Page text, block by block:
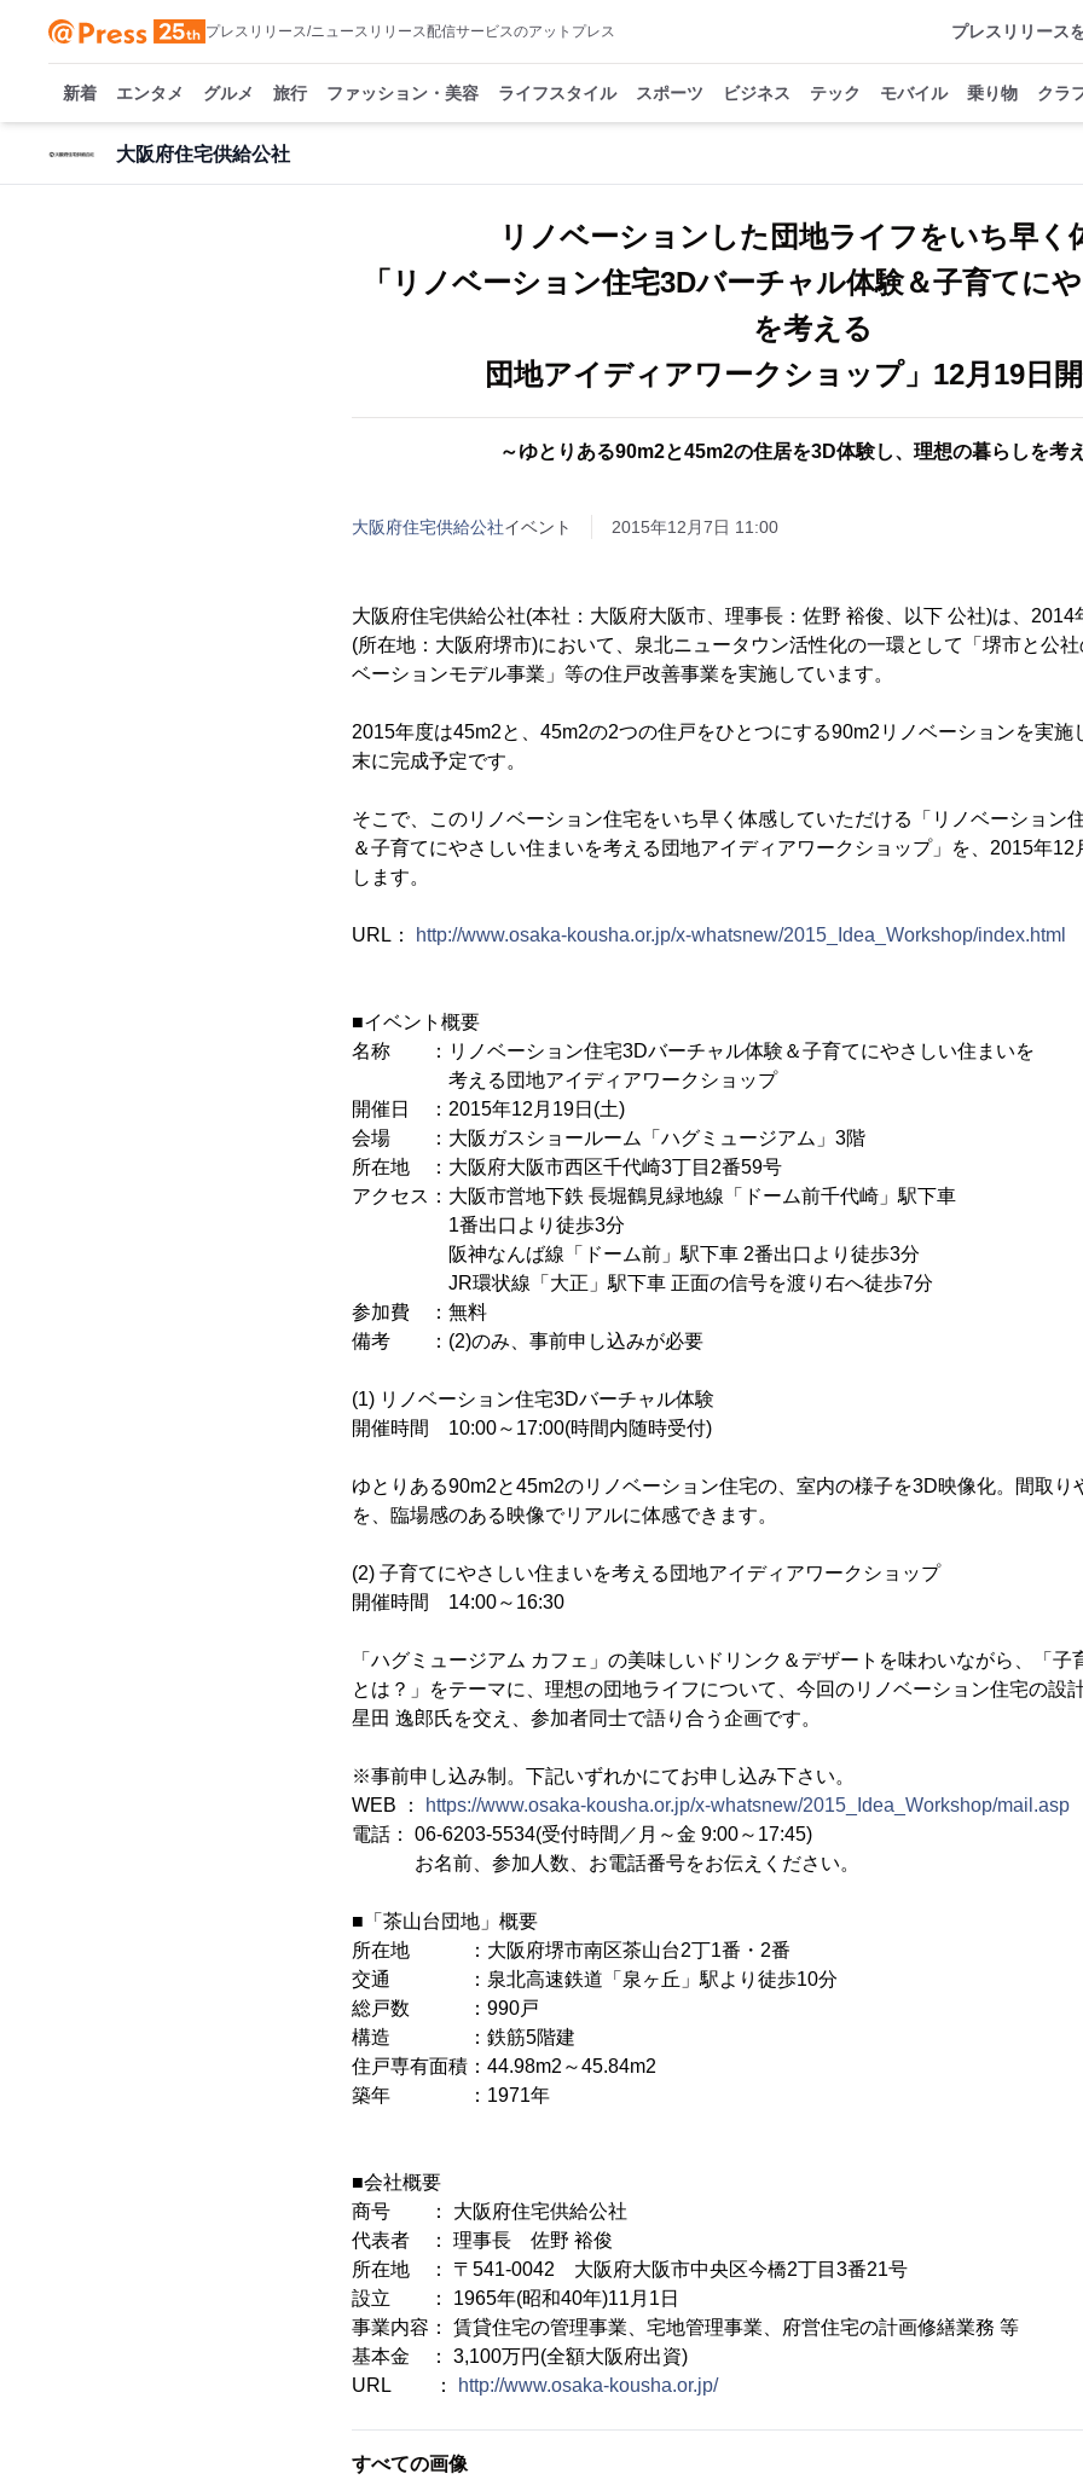
プレスリリース/ニュースリリース配信サービスのアットプレス プレスリリース
新着 エンタメ グルメ 旅行 ファッション・美容 ライフスタイル スポーツ ビジネス テック モバイル 乗り物 クラ
大阪府住宅供給公社
リノベーションした団地ライフをいち早く
「リノベーション住宅3Dバーチャル体験＆子育てに
を考える
団地アイディアワークショップ」12月19日開
～ゆとりある90m2と45m2の住居を3D体験し、理想の暮らしを考
大阪府住宅供給公社イベント 2015年12月7日 11:00
大阪府住宅供給公社(本社：大阪府大阪市、理事長：佐野 裕俊、以下 公社)は、2014
(所在地：大阪府堺市)において、泉北ニュータウン活性化の一環として「堺市と公
ベーションモデル事業」等の住戸改善事業を実施しています。
2015年度は45m2と、45m2の2つの住戸をひとつにする90m2リノベーションを実施
末に完成予定です。
そこで、このリノベーション住宅をいち早く体感していただける「リノベーション
＆子育てにやさしい住まいを考える団地アイディアワークショップ」を、2015年12
します。
URL： http://www.osaka-kousha.or.jp/x-whatsnew/2015_Idea_Workshop/index.html
■イベント概要
名称 ：リノベーション住宅3Dバーチャル体験＆子育てにやさしい住まいを
考える団地アイディアワークショップ
開催日 ：2015年12月19日(土)
会場 ：大阪ガスショールーム「ハグミュージアム」3階
所在地 ：大阪府大阪市西区千代崎3丁目2番59号
アクセス：大阪市営地下鉄 長堀鶴見緑地線「ドーム前千代崎」駅下車
1番出口より徒歩3分
阪神なんば線「ドーム前」駅下車 2番出口より徒歩3分
JR環状線「大正」駅下車 正面の信号を渡り右へ徒歩7分
参加費 ：無料
備考 ：(2)のみ、事前申し込みが必要
(1) リノベーション住宅3Dバーチャル体験
開催時間 10:00～17:00(時間内随時受付)
ゆとりある90m2と45m2のリノベーション住宅の、室内の様子を3D映像化。間取り
を、臨場感のある映像でリアルに体感できます。
(2) 子育てにやさしい住まいを考える団地アイディアワークショップ
開催時間 14:00～16:30
「ハグミュージアム カフェ」の美味しいドリンク＆デザートを味わいながら、「子
とは？」をテーマに、理想の団地ライフについて、今回のリノベーション住宅の設
星田 逸郎氏を交え、参加者同士で語り合う企画です。
※事前申し込み制。下記いずれかにてお申し込み下さい。
WEB ：
https://www.osaka-kousha.or.jp/x-whatsnew/2015_Idea_Workshop/mail.asp
電話： 06-6203-5534(受付時間／月～金 9:00～17:45)
お名前、参加人数、お電話番号をお伝えください。
■「茶山台団地」概要
所在地 ：大阪府堺市南区茶山台2丁1番・2番
交通 ：泉北高速鉄道「泉ヶ丘」駅より徒歩10分
総戸数 ：990戸
構造 ：鉄筋5階建
住戸専有面積：44.98m2～45.84m2
築年 ：1971年
■会社概要
商号 ： 大阪府住宅供給公社
代表者 ： 理事長 佐野 裕俊
所在地 ： 〒541-0042 大阪府大阪市中央区今橋2丁目3番21号
設立 ： 1965年(昭和40年)11月1日
事業内容： 賃貸住宅の管理事業、宅地管理事業、府営住宅の計画修繕業務 等
基本金 ： 3,100万円(全額大阪府出資)
URL ：
http://www.osaka-kousha.or.jp/
すべての画像